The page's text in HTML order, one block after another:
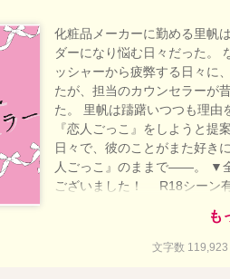
化粧品メーカーに勤める里帆
ダーになり悩む日々だった。
ッシャーから疲弊する日々に
たが、担当のカウンセラーが
た。 里帆は躊躇いつつも理由
『恋人ごっこ』をしようと提
日々で、彼のことがまた好き
人ごっこ』のままで――。 ▼
ございました！ R18シーン
※「第16回恋愛小説大賞」
入れてくださった方、ありがも
文字数